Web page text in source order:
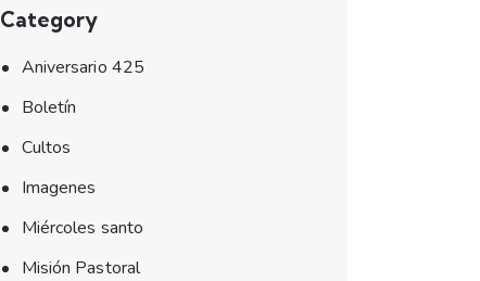
Category
Aniversario 425
Boletín
Cultos
Imagenes
Miércoles santo
Misión Pastoral